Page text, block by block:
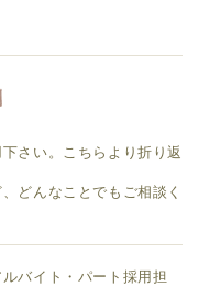
さい。こちらより折り返
どんなことでもご相談く
バイト・パート採用担